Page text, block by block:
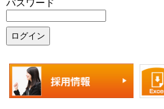
パスワード